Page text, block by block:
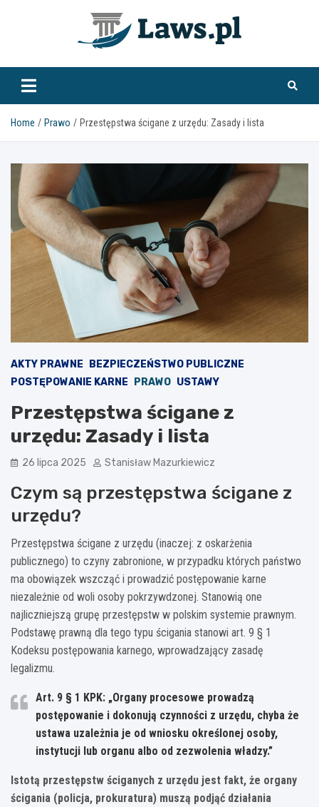
www.laws.pl
Home Prawo Przestępstwa ścigane z urzędu: Zasady i lista
AKTY PRAWNE
BEZPIECZEŃSTWO PUBLICZNE
POSTĘPOWANIE KARNE
PRAWO USTAWY
Przestępstwa ścigane z
urzędu: Zasady i lista
26 lipca 2025 Stanisław Mazurkiewicz
Czym są przestępstwa ścigane z
urzędu?
Przestępstwa ścigane z urzędu (inaczej: z oskarżenia
publicznego) to czyny zabronione, w przypadku których państwo
ma obowiązek wszcząć i prowadzić postępowanie karne
niezależnie od woli osoby pokrzywdzonej. Stanowią one
najliczniejszą grupę przestępstw w polskim systemie prawnym.
Podstawę prawną dla tego typu ścigania stanowi art. 9 § 1
Kodeksu postępowania karnego, wprowadzający zasadę
legalizmu.
Art. 9 § 1 KPK: „Organy procesowe prowadzą
postępowanie i dokonują czynności z urzędu, chyba że
ustawa uzależnia je od wniosku określonej osoby,
instytucji lub organu albo od zezwolenia władzy.”
Istotą przestępstw ściganych z urzędu jest fakt, że organy
ścigania (policja, prokuratura) muszą podjąć działania